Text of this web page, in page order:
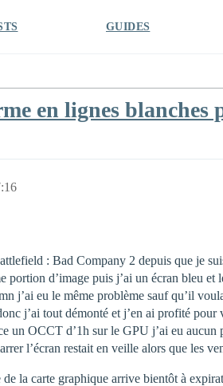
GUIDES
en lignes blanches
: Bad Company 2 depuis que je
portion d’image puis j’ai un écran bleu et
j’ai eu le même problème sauf qu’il
j’ai tout démonté et j’en ai profité
un OCCT d’1h sur le GPU j’ai eu
l’écran restait en veille alors que les
la carte graphique arrive bientôt à